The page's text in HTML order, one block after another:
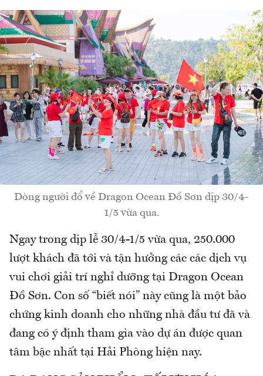
Dòng người đổ về Dragon Ocean Đồ Sơn dịp 30/4-
1/5 vừa qua.
Ngay trong dịp lễ 30/4-1/5 vừa qua, 250.000
lượt khách đã tới và tận hưởng các các dịch vụ
vui chơi giải trí nghỉ dưỡng tại Dragon Ocean
Đồ Sơn. Con số “biết nói” này cũng là một bảo
chứng kinh doanh cho những nhà đầu tư đã và
đang có ý định tham gia vào dự án được quan
tâm bậc nhất tại Hải Phòng hiện nay.